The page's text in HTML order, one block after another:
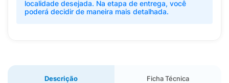
localidade desejada. Na etapa de entrega, você
poderá decidir de maneira mais detalhada.
Descrição Ficha Técnica